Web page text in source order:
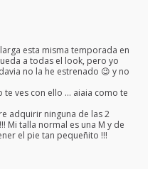
esta misma temporada en
a todas el look, pero yo
no la he estrenado 😉 y no
te ves con ello … aiaia como te
adquirir ninguna de las 2
Mi talla normal es una M y de
el pie tan pequeñito !!!